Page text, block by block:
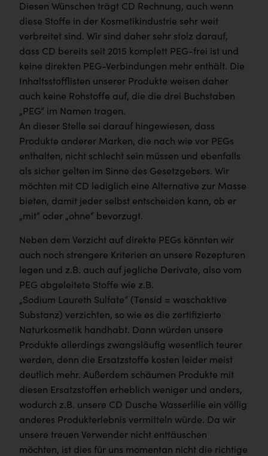
Diesen Wünschen trägt CD Rechnung, auch wenn
diese Stoffe in der Kosmetikindustrie sehr weit
verbreitet sind. Wir sind daher sehr stolz darauf,
dass CD bereits seit 2015 komplett PEG-frei ist und
keine direkten PEG-Verbindungen mehr enthält. Die
Inhaltsstofflisten unserer Produkte weisen daher
auch keine Rohstoffe auf, die die drei Buchstaben
„PEG“ im Namen tragen.
An dieser Stelle sei darauf hingewiesen, dass
Produkte anderer Marken, die nach wie vor PEGs
enthalten, nicht schlecht sein müssen und ebenfalls
als sicher gelten im Sinne des Gesetzgebers. Wir
möchten mit CD lediglich eine Alternative zur Masse
bieten, damit jeder selbst entscheiden kann, ob er
„mit“ oder „ohne“ bevorzugt.
Neben dem Verzicht auf direkte PEGs könnten wir
auch noch strengere Kriterien an unsere Rezepturen
legen und z.B. auch auf jegliche Derivate, also vom
PEG abgeleitete Stoffe wie z.B.
„Sodium Laureth Sulfate“ (Tensid = waschaktive
Substanz) verzichten, so wie es die zertifizierte
Naturkosmetik handhabt. Dann würden unsere
Produkte allerdings zwangsläufig wesentlich teurer
werden, denn die Ersatzstoffe kosten leider meist
deutlich mehr. Außerdem schäumen Produkte mit
diesen Ersatzstoffen erheblich weniger und anders,
wodurch z.B. unsere CD Dusche Wasserlilie ein völlig
anderes Produkterlebnis vermitteln würde. Da wir
unsere treuen Verwender nicht enttäuschen
möchten, ist dies für uns momentan nicht die richtige